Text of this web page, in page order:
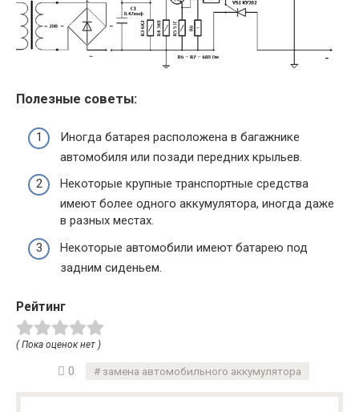
Полезные советы:
Иногда батарея расположена в багажнике
автомобиля или позади передних крыльев.
Некоторые крупные транспортные средства
имеют более одного аккумулятора, иногда даже
в разных местах.
Некоторые автомобили имеют батарею под
задним сиденьем.
Рейтинг
( Пока оценок нет )
0 замена автомобильного аккумулятора